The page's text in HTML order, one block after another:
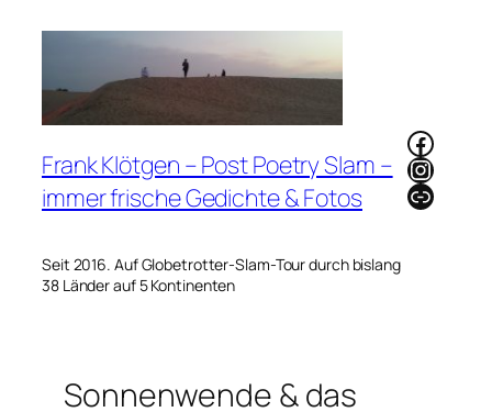
Frank Klötgen – Post Poetry Slam –
immer frische Gedichte & Fotos
Seit 2016. Auf Globetrotter-Slam-Tour durch bislang
38 Länder auf 5 Kontinenten
Link
Sonnenwende & das